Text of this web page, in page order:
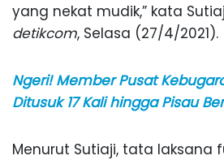
yang nekat mudik,” kata
detikcom, Selasa (27/4/2021).
Ngeri! Member Pusat
Ditusuk 17 Kali hingga Pisau
Menurut Sutiaji, tata laksana